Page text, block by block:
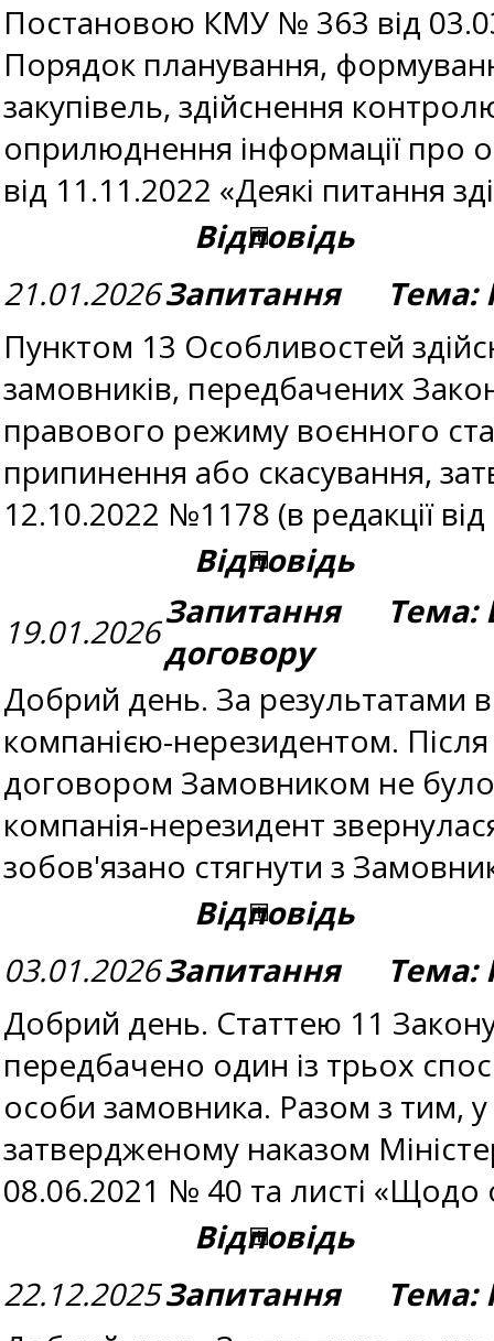
Постановою КМУ № 363 від
Порядок планування,
закупівель, здійснення
оприлюднення інформації про
від 11.11.2022 «Деякі питання
Відповідь
21.01.2026Запитання Тема:
Пунктом 13 Особливостей
замовників, передбачених
правового режиму воєнного
припинення або скасування,
12.10.2022 №1178 (в редакції
Відповідь
19.01.2026Запитання Тема:
договору
Добрий день. За результатами
компанією-нерезидентом.
договором Замовником не було
компанія-нерезидент
зобов'язано стягнути з
Відповідь
03.01.2026Запитання Тема:
Добрий день. Статтею 11 Закону
передбачено один із трьох
особи замовника. Разом з тим,
затвердженому наказом
08.06.2021 № 40 та листі «Щодо
Відповідь
22.12.2025Запитання Тема: